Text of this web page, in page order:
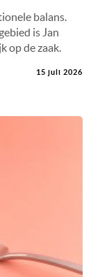
balans.
is Jan
op de zaak.
15 juli 2026